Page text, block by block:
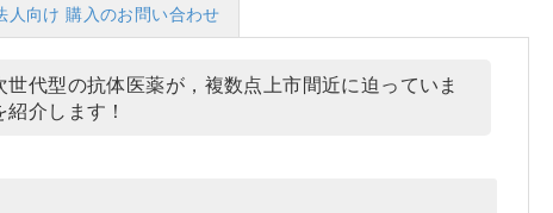
人向け 購入のお問い合わせ
代型の抗体医薬が，複数点上市間近に迫っていま
介します！